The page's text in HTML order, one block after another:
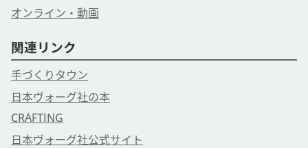
オンライン・動画
関連リンク
手づくりタウン
日本ヴォーグ社の本
CRAFTING
日本ヴォーグ社公式サイト